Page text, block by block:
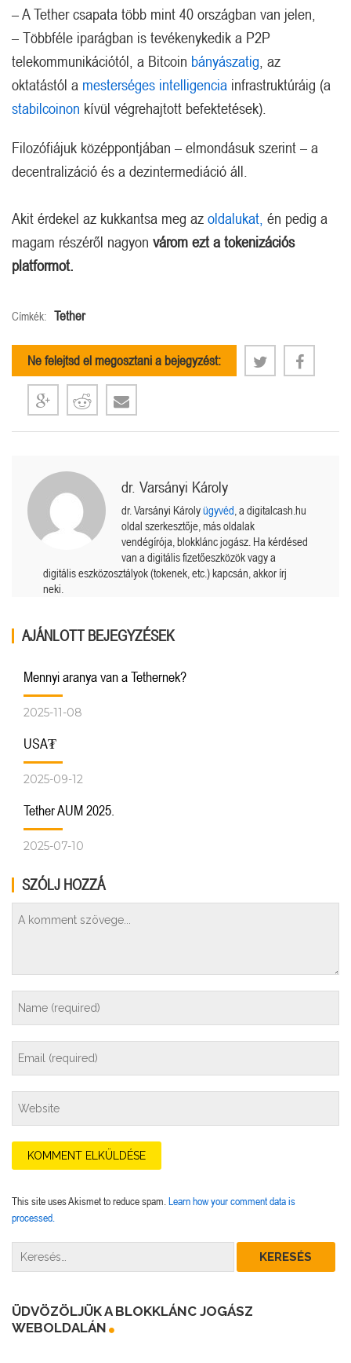
– A Tether csapata több mint 40 országban van jelen,
– Többféle iparágban is tevékenykedik a P2P
telekommunikációtól, a Bitcoin bányászatig , az
oktatástól a mesterséges intelligencia infrastruktúráig (a
stabilcoinon kívül végrehajtott befektetések).
Filozófiájuk középpontjában – elmondásuk szerint – a
decentralizáció és a dezintermediáció áll.
Akit érdekel az kukkantsa meg az oldalukat, én pedig a
magam részéről nagyon várom ezt a tokenizációs
platformot.
Címkék: Tether
Ne felejtsd el megosztani a bejegyzést:
dr. Varsányi Károly
dr. Varsányi Károlyügyvéd , a digitalcash.hu
oldal szerkesztője, más oldalak
vendégírója, blokklánc jogász. Ha kérdésed
van a digitális fizetőeszközök vagy a
digitális eszközosztályok (tokenek, etc.) kapcsán, akkor írj
neki.
AJÁNLOTT BEJEGYZÉSEK
Mennyi aranya van a Tethernek?
2025-11-08
USA₮
2025-09-12
Tether AUM 2025.
2025-07-10
SZÓLJ HOZZÁ
This site uses Akismet to reduce spam. Learn how your comment data is
processed.
ÜDVÖZÖLJÜK A BLOKKLÁNC JOGÁSZ
WEBOLDALÁN